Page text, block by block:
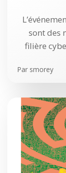
sont des
filière
Par smorey